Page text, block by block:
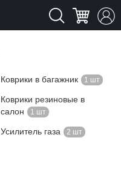
Коврики в багажник 1 шт
Коврики резиновые в
салон
1 шт
Усилитель газа 2 шт